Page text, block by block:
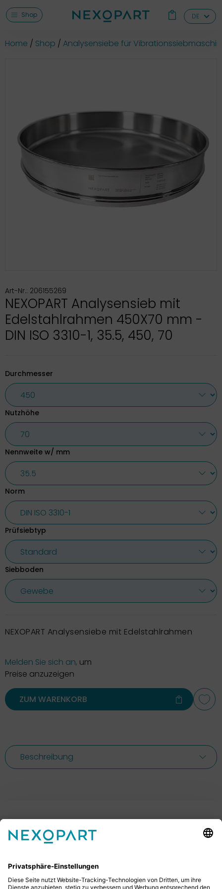
Shop DE
Home Shop Analysensiebe für
Art-Nr.: 206155269
NEXOPART Analysensieb mit
Edelstahlrahmen 450X70 mm -
DIN ISO 3310-1, 35.5, 450, 70
Durchmesser
Nutzhöhe
Nennweite w/ mm
Norm
Prüfsiebtyp
Siebboden
NEXOPART Analysensiebe mit Edelstahlrahmen
Melden Sie sich an, um
Preise anzuzeigen
ZUM WARENKORB
Beschreibung
Ihr Kontakt zu uns.
schreiben uns eine E-Mail.
+49 2522 59084 0